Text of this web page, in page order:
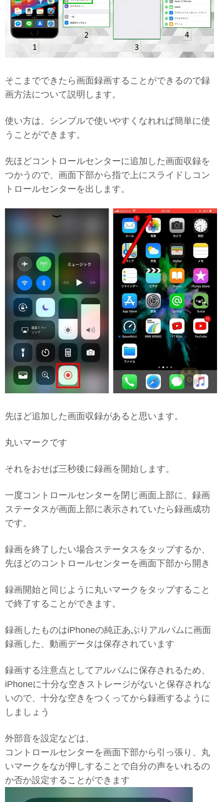
そこまでできたら画面録画することができるので録
画方法について説明します。
使い方は、シンプルで使いやすくなれれば簡単に使
うことができます。
先ほどコントロールセンターに追加した画面収録を
つかうので、画面下部から指で上にスライドしコン
トロールセンターを出します。
先ほど追加した画面収録があると思います。
丸いマークです
それをおせば三秒後に録画を開始します。
一度コントロールセンターを閉じ画面上部に、録画
ステータスが画面上部に表示されていたら録画成功
です。
録画を終了したい場合ステータスをタップするか、
先ほどのコントロールセンターを画面下部から開き
録画開始と同じように丸いマークをタップすること
で終了することができます。
録画したものはiPhoneの純正あぷりアルバムに画面
録画した、動画データは保存されています
録画する注意点としてアルバムに保存されるため、
iPhoneに十分な空きストレージがないと保存されな
いので、十分な空きをつくってから録画するように
しましょう
外部音を設定などは、
コントロールセンターを画面下部から引っ張り、丸
いマークをなが押しすることで自分の声をいれるの
か否か設定することができます